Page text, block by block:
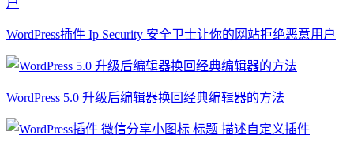
WordPress插件 Ip Security 安全卫士让你的网站拒绝恶意用户
WordPress 5.0 升级后编辑器换回经典编辑器的方法